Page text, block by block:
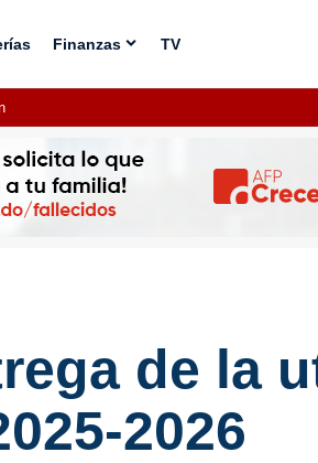
Finanzas TV
de la
2026